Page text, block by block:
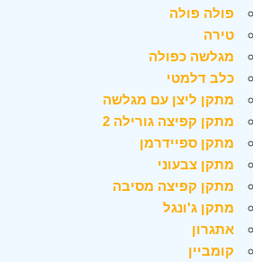
פולה פולה
טירה
מגלשה כפולה
כלב דלמטי
מתקן ליצן עם מגלשה
מתקן קפיצה גורילה 2
מתקן ספיידרמן
מתקן צבעוני
מתקן קפיצה מסיבה
מתקן ג'ונגל
אתגרון
קומביין